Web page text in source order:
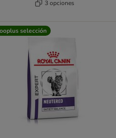
3 opciones
selección